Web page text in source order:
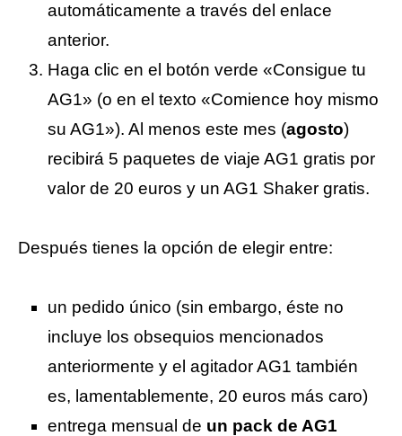
automáticamente a través del enlace
anterior.
Haga clic en el botón verde «Consigue tu
AG1» (o en el texto «Comience hoy mismo
su AG1»). Al menos este mes (agosto)
recibirá 5 paquetes de viaje AG1 gratis por
valor de 20 euros y un AG1 Shaker gratis.
Después tienes la opción de elegir entre:
un pedido único (sin embargo, éste no
incluye los obsequios mencionados
anteriormente y el agitador AG1 también
es, lamentablemente, 20 euros más caro)
entrega mensual de un pack de AG1